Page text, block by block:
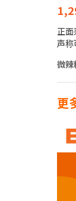
正
声称
微辣
更